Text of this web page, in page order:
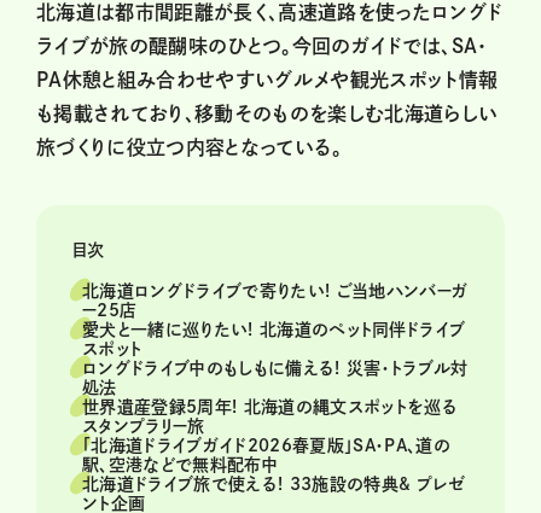
北海道は都市間距離が長く、高速道路を使ったロングド
ライブが旅の醍醐味のひとつ。今回のガイドでは、SA・
PA休憩と組み合わせやすいグルメや観光スポット情報
も掲載されており、移動そのものを楽しむ北海道らしい
旅づくりに役立つ内容となっている。
目次
北海道ロングドライブで寄りたい! ご当地ハンバーガ
ー25店
愛犬と一緒に巡りたい! 北海道のペット同伴ドライブ
スポット
ロングドライブ中のもしもに備える! 災害・トラブル対
処法
世界遺産登録5周年! 北海道の縄文スポットを巡る
スタンプラリー旅
「北海道ドライブガイド2026春夏版」SA・PA、道の
駅、空港などで無料配布中
北海道ドライブ旅で使える! 33施設の特典& プレゼ
ント企画